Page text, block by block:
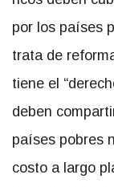
por los países
trata de
tiene el
deben
países pobres
costo a largo